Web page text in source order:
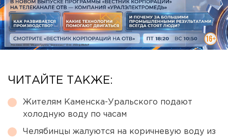
ЧИТАЙТЕ ТАКЖЕ:
Жителям Каменска-Уральского подают
холодную воду по часам
Челябинцы жалуются на коричневую воду из